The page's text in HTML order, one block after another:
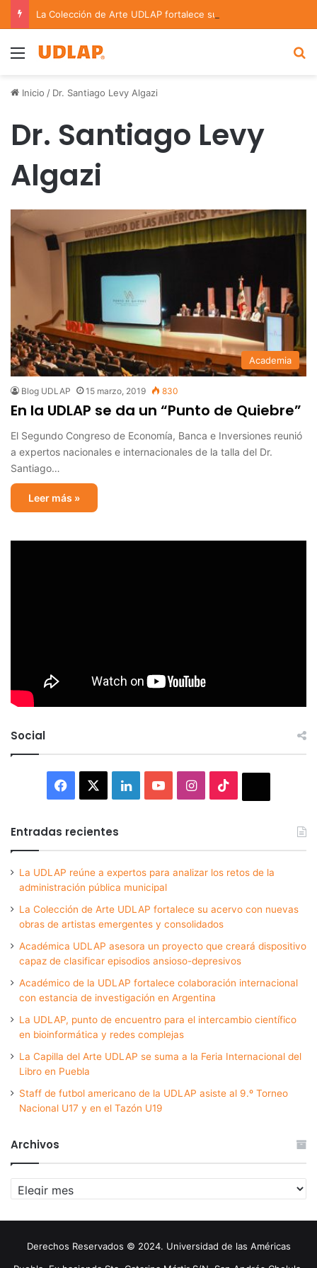
Menu
Inicio / Dr. Santiago Levy Algazi
Dr. Santiago Levy
Algazi
Academia
Blog UDLAP 15 marzo, 2019 830
En la UDLAP se da un “Punto de Quiebre”
El Segundo Congreso de Economía, Banca e Inversiones reunió
a expertos nacionales e internacionales de la talla del Dr.
Santiago…
Leer más »
Social
Facebook LinkedInYouTubeInstagram
Entradas recientes
La UDLAP reúne a expertos para analizar los retos de la
administración pública municipal
La Colección de Arte UDLAP fortalece su acervo con nuevas
obras de artistas emergentes y consolidados
Académica UDLAP asesora un proyecto que creará dispositivo
capaz de clasificar episodios ansioso-depresivos
Académico de la UDLAP fortalece colaboración internacional
con estancia de investigación en Argentina
La UDLAP, punto de encuentro para el intercambio científico
en bioinformática y redes complejas
La Capilla del Arte UDLAP se suma a la Feria Internacional del
Libro en Puebla
Staff de futbol americano de la UDLAP asiste al 9.º Torneo
Nacional U17 y en el Tazón U19
Archivos
Archivos
Derechos Reservados © 2024. Universidad de las Américas